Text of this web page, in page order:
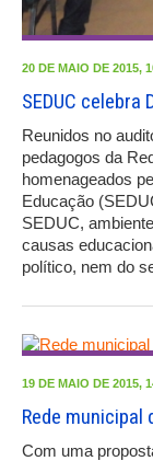
20 DE MAIO DE 2015,
SEDUC celebra
Reunidos no
pedagogos da
homenageados
Educação
SEDUC,
causas
político, nem do
19 DE MAIO DE 2015,
Rede municipal
Com uma